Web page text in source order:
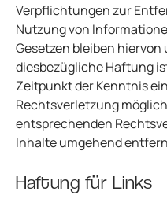
Verpflichtungen zur
Nutzung von
Gesetzen bleiben
diesbezügliche Haftung
Zeitpunkt der Kenntnis
Rechtsverletzung
entsprechenden
Inhalte umgehend
Haftung für Links